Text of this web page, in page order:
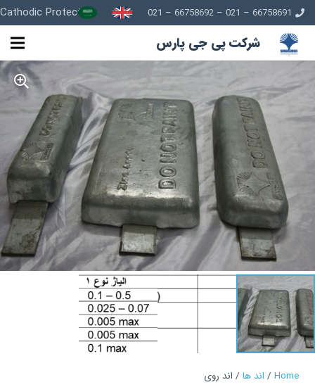
66758691 – 021 – 66758692 – 021
Cathodic Protection
شرکت پی جی پارس
Home
/ اند ها / اند روی